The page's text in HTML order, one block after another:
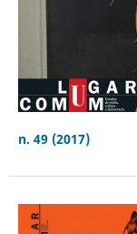
n. 49 (2017)